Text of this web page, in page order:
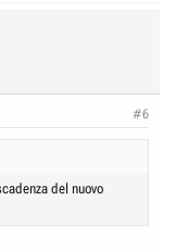
#6
del nuovo